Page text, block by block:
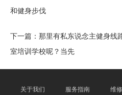
和健身步伐
下一篇： 那里有私东说念主健身线
室培训学校呢？当先
关于我们 服务指南 维